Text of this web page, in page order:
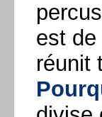
est
réunit